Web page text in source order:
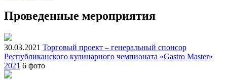
Проведенные мероприятия
30.03.2021 Торговый проект – генеральный спонсор
Республиканского кулинарного чемпионата «Gastro Master»
2021 6 фото